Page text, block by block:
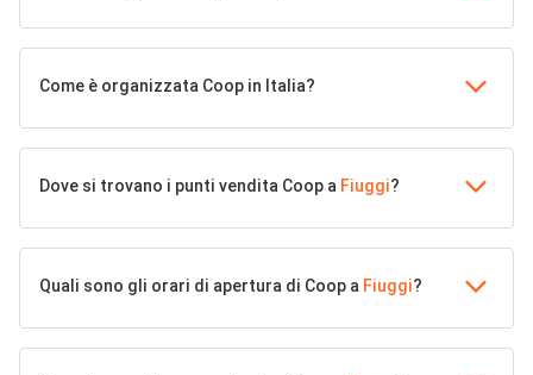
Come è organizzata Coop in Italia?
Dove si trovano i punti vendita Coop a Fiuggi?
Quali sono gli orari di apertura di Coop a Fiuggi?